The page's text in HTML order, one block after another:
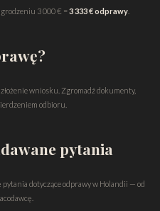
3 000 € =3 333 € odprawy
wniosku. Zgromadź dokumenty,
odbioru.
pytania
dotyczące odprawy w Holandii — od